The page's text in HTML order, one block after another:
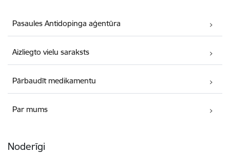
Pasaules Antidopinga aģentūra
Aizliegto vielu saraksts
Pārbaudīt medikamentu
Par mums
Noderīgi